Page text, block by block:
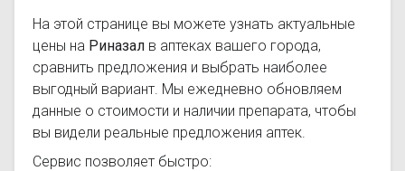
На этой странице вы можете узнать актуальные
цены на Риназал в аптеках вашего города,
сравнить предложения и выбрать наиболее
выгодный вариант. Мы ежедневно обновляем
данные о стоимости и наличии препарата, чтобы
вы видели реальные предложения аптек.
Сервис позволяет быстро: